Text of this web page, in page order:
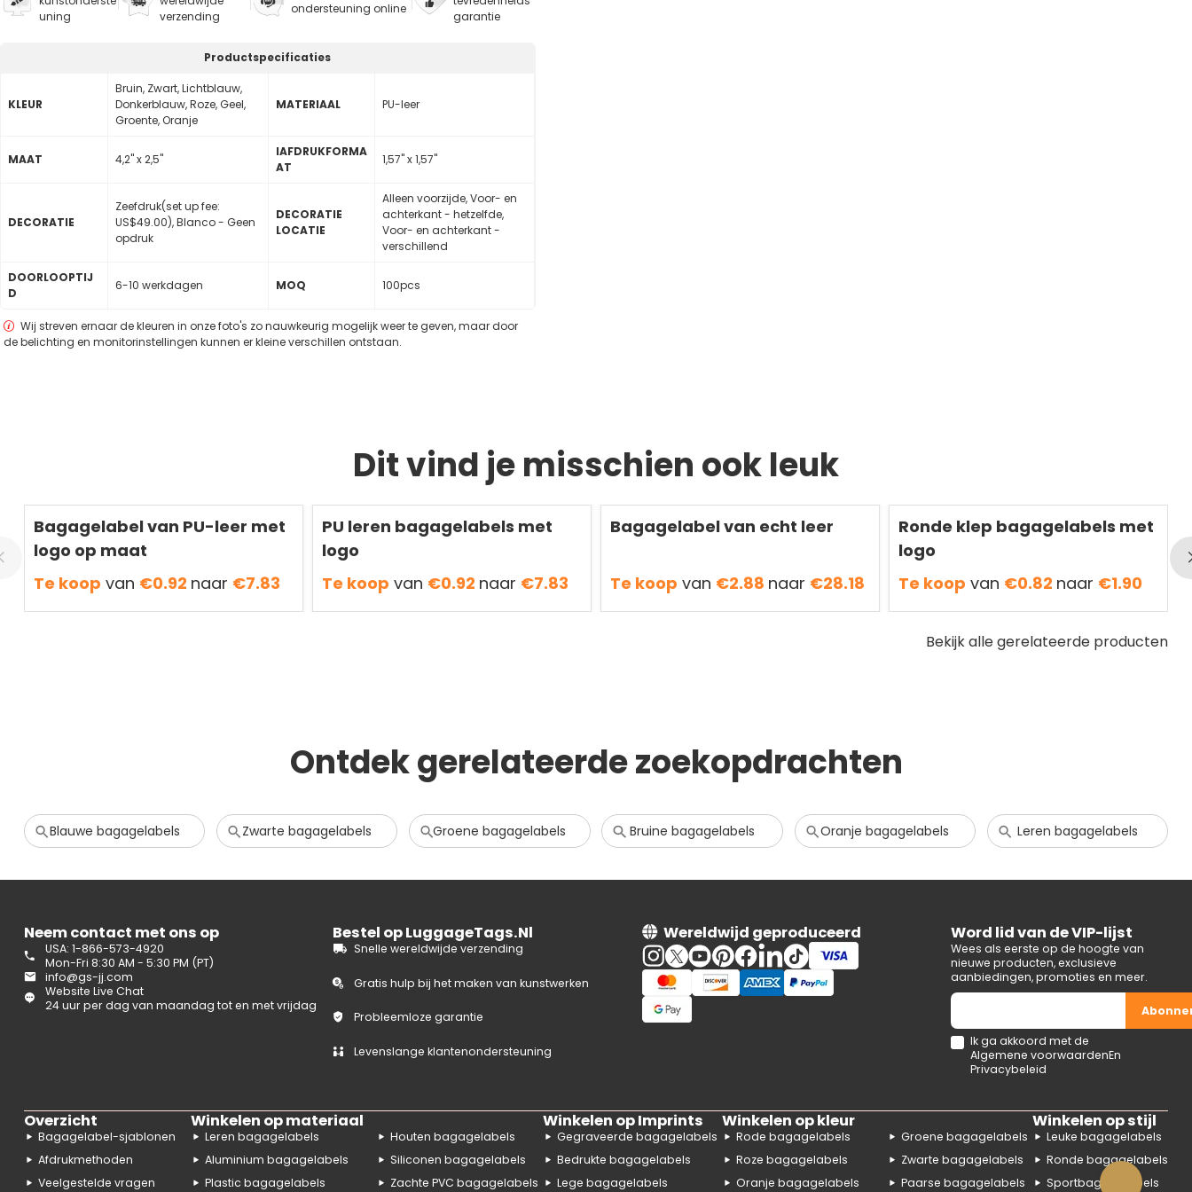
uning
verzending
ondersteuning online
garantie
Productspecificaties
KLEUR
Bruin, Zwart, Lichtblauw,
Donkerblauw, Roze, Geel,
Groente, Oranje
MATERIAAL PU-leer
MAAT 4,2" x 2,5"
lAFDRUKFORMA
AT
1,57" x 1,57"
DECORATIE
Zeefdruk(set up fee:
US$49.00), Blanco - Geen
opdruk
DECORATIE
LOCATIE
Alleen voorzijde, Voor- en
achterkant - hetzelfde,
Voor- en achterkant -
verschillend
DOORLOOPTIJ
D
6-10 werkdagen MOQ 100pcs
Wij streven ernaar de kleuren in onze foto's zo nauwkeurig mogelijk weer te geven, maar door
de belichting en monitorinstellingen kunnen er kleine verschillen ontstaan.
Dit vind je misschien ook leuk
Bagagelabel van PU-leer met
logo op maat
Te koop van €0.92 naar €7.83
PU leren bagagelabels met
logo
Te koop van €0.92 naar €7.83
Bagagelabel van echt leer
Te koop van €2.88 naar €28.18
Ronde klep bagagelabels met
logo
Te koop van €0.82 naar €1.90
Bekijk alle gerelateerde producten
Ontdek gerelateerde zoekopdrachten
Blauwe bagagelabels Zwarte bagagelabels Groene bagagelabels Bruine bagagelabels Oranje bagagelabels Leren bagagelabels
Neem contact met ons op
Website Live Chat
24 uur per dag van maandag tot en met vrijdag
USA: 1-866-573-4920
Mon-Fri 8:30 AM - 5:30 PM (PT)
info@gs-jj.com
Bestel op LuggageTags.Nl
Snelle wereldwijde verzending
Gratis hulp bij het maken van kunstwerken
Probleemloze garantie
Levenslange klantenondersteuning
Wereldwijd geproduceerd Word lid van de VIP-lijst
Wees als eerste op de hoogte van
nieuwe producten, exclusieve
aanbiedingen, promoties en meer.
Ik ga akkoord met de
Algemene voorwaardenEn
Privacybeleid
Overzicht
Bagagelabel-sjablonen
Afdrukmethoden
Veelgestelde vragen
Winkelen op materiaal
Leren bagagelabels
Aluminium bagagelabels
Plastic bagagelabels
Houten bagagelabels
Siliconen bagagelabels
Zachte PVC bagagelabels
Winkelen op Imprints
Gegraveerde bagagelabels
Bedrukte bagagelabels
Lege bagagelabels
Winkelen op kleur
Rode bagagelabels
Roze bagagelabels
Oranje bagagelabels
Groene bagagelabels
Zwarte bagagelabels
Paarse bagagelabels
Winkelen op stijl
Leuke bagagelabels
Ronde bagagelabels
Sportbagagelabels